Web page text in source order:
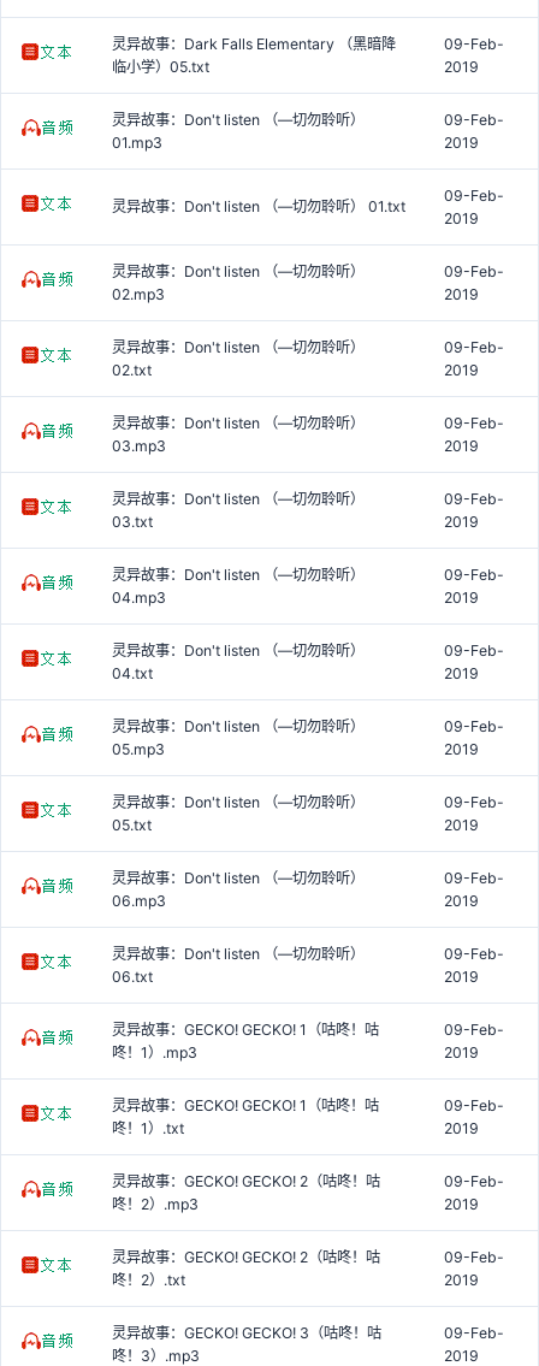
灵异故事：Dark Falls Elementary （黑暗降
临小学）05.txt
09-Feb-
2019
灵异故事：Don't listen （—切勿聆听）
01.mp3
09-Feb-
2019
灵异故事：Don't listen （—切勿聆听） 01.txt
09-Feb-
2019
灵异故事：Don't listen （—切勿聆听）
02.mp3
09-Feb-
2019
灵异故事：Don't listen （—切勿聆听）
02.txt
09-Feb-
2019
灵异故事：Don't listen （—切勿聆听）
03.mp3
09-Feb-
2019
灵异故事：Don't listen （—切勿聆听）
03.txt
09-Feb-
2019
灵异故事：Don't listen （—切勿聆听）
04.mp3
09-Feb-
2019
灵异故事：Don't listen （—切勿聆听）
04.txt
09-Feb-
2019
灵异故事：Don't listen （—切勿聆听）
05.mp3
09-Feb-
2019
灵异故事：Don't listen （—切勿聆听）
05.txt
09-Feb-
2019
灵异故事：Don't listen （—切勿聆听）
06.mp3
09-Feb-
2019
灵异故事：Don't listen （—切勿聆听）
06.txt
09-Feb-
2019
灵异故事：GECKO! GECKO! 1（咕咚！咕
咚！1）.mp3
09-Feb-
2019
灵异故事：GECKO! GECKO! 1（咕咚！咕
咚！1）.txt
09-Feb-
2019
灵异故事：GECKO! GECKO! 2（咕咚！咕
咚！2）.mp3
09-Feb-
2019
灵异故事：GECKO! GECKO! 2（咕咚！咕
咚！2）.txt
09-Feb-
2019
灵异故事：GECKO! GECKO! 3（咕咚！咕
咚！3）.mp3
09-Feb-
2019